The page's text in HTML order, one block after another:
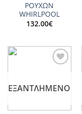
ΡΟΥΧΩΝ
WHIRLPOOL
132.00€
ΕΞΑΝΤΛΗΜΈΝΟ